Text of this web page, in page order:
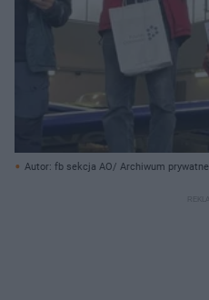
Autor: fb sekcja AO/ Archiwum prywatne